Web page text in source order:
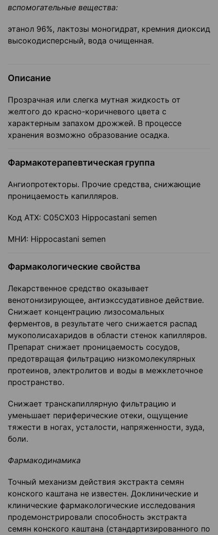
вспомогательные вещества:
этанол 96%, лактозы моногидрат, кремния диоксид
высокодисперсный, вода очищенная.
Описание
Прозрачная или слегка мутная жидкость от
желтого до красно-коричневого цвета с
характерным запахом дрожжей. В процессе
хранения возможно образование осадка.
Фармакотерапевтическая группа
Ангиопротекторы. Прочие средства, снижающие
проницаемость капилляров.
Код ATX: С05СХ03 Hippocastani semen
МНИ: Hippocastani semen
Фармакологические свойства
Лекарственное средство оказывает
венотонизирующее, антиэкссудативное действие.
Снижает концентрацию лизосомальных
ферментов, в результате чего снижается распад
мукополисахаридов в области стенок капилляров.
Препарат снижает проницаемость сосудов,
предотвращая фильтрацию низкомолекулярных
протеинов, электролитов и воды в межклеточное
пространство.
Снижает транскапиллярную фильтрацию и
уменьшает периферические отеки, ощущение
тяжести в ногах, усталости, напряженности, зуда,
боли.
Фармакодинамика
Точный механизм действия экстракта семян
конского каштана не известен. Доклинические и
клинические фармакологические исследования
продемонстрировали способность экстракта
семян конского каштана (стандартизированного по